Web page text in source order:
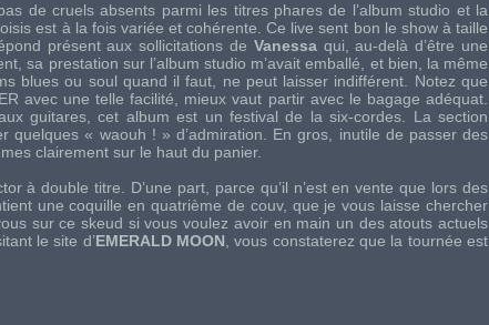
de cruels absents parmi les titres phares de l’album studio et la
est à la fois variée et cohérente. Ce live sent bon le show à taille
présent aux sollicitations de Vanessaqui, au-delà d’être une
sa prestation sur l’album studio m’avait emballé, et bien, la même
blues ou soul quand il faut, ne peut laisser indifférent. Notez que
avec une telle facilité, mieux vaut partir avec le bagage adéquat.
guitares, cet album est un festival de la six-cordes. La section
« waouh ! » d’admiration. En gros, inutile de passer des
clairement sur le haut du panier.
à double titre. D’une part, parce qu’il n’est en vente que lors des
une coquille en quatrième de couv, que je vous laisse chercher
sur ce skeud si vous voulez avoir en main un des atouts actuels
le site d’EMERALD MOON , vous constaterez que la tournée est